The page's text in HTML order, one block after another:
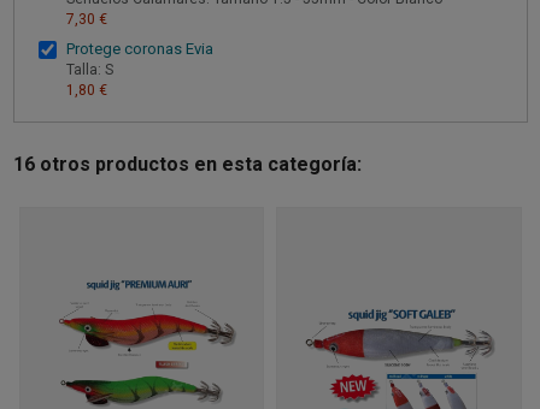
7,30 €
Protege coronas Evia
Talla: S
1,80 €
16 otros productos en esta categoría: